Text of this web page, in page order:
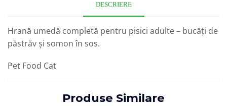
DESCRIERE
Hrană umedă completă pentru pisici adulte – bucăți de
păstrăv şi somon în sos.
Pet Food Cat
Produse Similare